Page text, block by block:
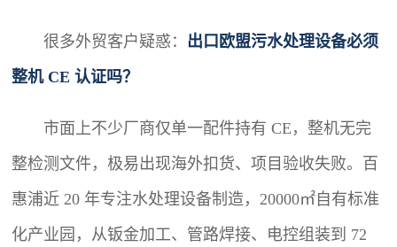
很多外贸客户疑惑： 出口欧盟污水处理设备必须
整机 CE 认证吗？
市面上不少厂商仅单一配件持有 CE，整机无完
整检测文件，极易出现海外扣货、项目验收失败。百
惠浦近 20 年专注水处理设备制造，20000㎡自有标准
化产业园，从钣金加工、管路焊接、电控组装到 72